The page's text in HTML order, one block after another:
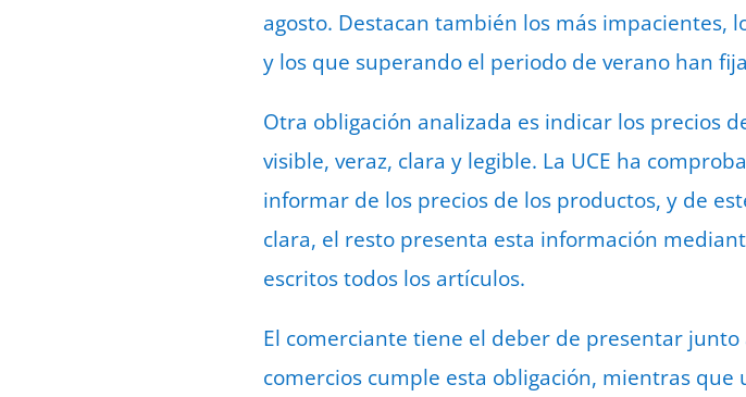
agosto. Destacan también los más impacientes,
y los que superando el periodo de verano han
Otra obligación analizada es indicar los precios
visible, veraz, clara y legible. La UCE ha
informar de los precios de los productos, y de
clara, el resto presenta esta información
escritos todos los artículos.
El comerciante tiene el deber de presentar
comercios cumple esta obligación, mientras